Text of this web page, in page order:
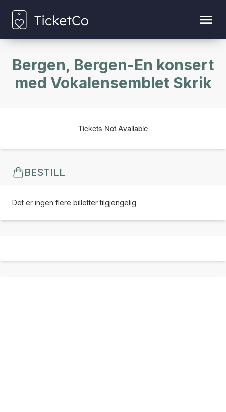
Bergen, Bergen-En konsert
med Vokalensemblet Skrik
Tickets Not Available
BESTILL
Det er ingen flere billetter tilgjengelig